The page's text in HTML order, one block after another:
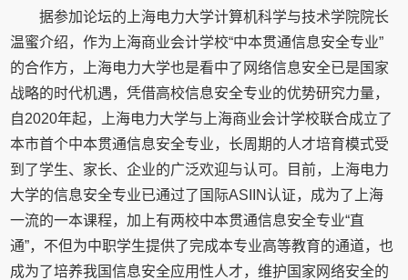
据参加论坛的上海电力大学计算机科学与技术学院院长
温蜜介绍，作为上海商业会计学校“中本贯通信息安全专业”
的合作方，上海电力大学也是看中了网络信息安全已是国家
战略的时代机遇，凭借高校信息安全专业的优势研究力量，
自2020年起，上海电力大学与上海商业会计学校联合成立了
本市首个中本贯通信息安全专业，长周期的人才培育模式受
到了学生、家长、企业的广泛欢迎与认可。目前，上海电力
大学的信息安全专业已通过了国际ASIIN认证，成为了上海
一流的一本课程，加上有两校中本贯通信息安全专业“直
通”，不但为中职学生提供了完成本专业高等教育的通道，也
成为了培养我国信息安全应用性人才，维护国家网络安全的